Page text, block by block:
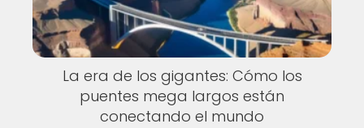
La era de los gigantes: Cómo los
puentes mega largos están
conectando el mundo